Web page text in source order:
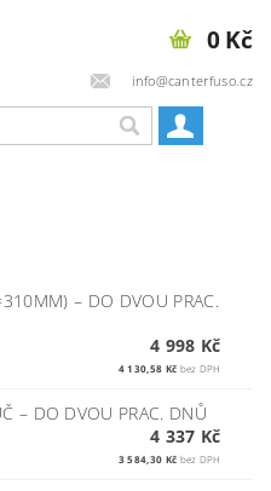
info@canterfuso.cz
0 Kč
– DO DVOU PRAC.
4 998 Kč
4 130,58 Kč bez DPH
– DO DVOU PRAC. DNŮ
4 337 Kč
3 584,30 Kč bez DPH